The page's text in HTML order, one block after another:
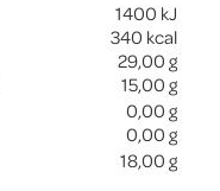
1400 kJ
340 kcal
29,00 g
15,00 g
0,00 g
0,00 g
18,00 g